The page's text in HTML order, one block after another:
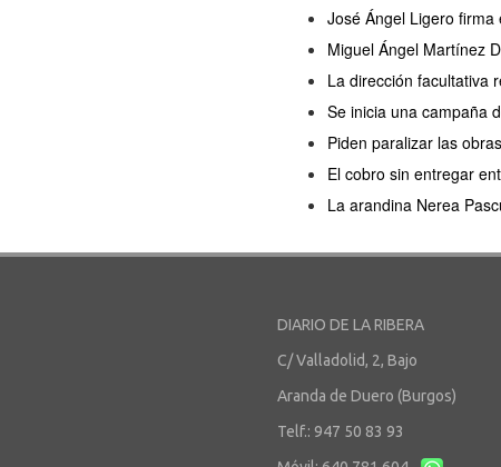
José Ángel Ligero
Miguel Ángel Martínez
La dirección facultativa
Se inicia una campaña
Piden paralizar las
El cobro sin entregar
La arandina Nerea
DIARIO DE LA RIBERA
C/ Valladolid, 2, Bajo
Aranda de Duero (Burgos)
Telf.: 947 50 83 93